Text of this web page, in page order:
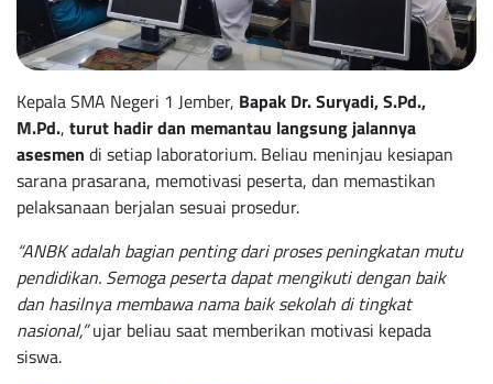
Kepala SMA Negeri 1 Jember, Bapak Dr. Suryadi, S.Pd.,
M.Pd., turut hadir dan memantau langsung jalannya
asesmen di setiap laboratorium. Beliau meninjau kesiapan
sarana prasarana, memotivasi peserta, dan memastikan
pelaksanaan berjalan sesuai prosedur.
“ANBK adalah bagian penting dari proses peningkatan mutu
pendidikan. Semoga peserta dapat mengikuti dengan baik
dan hasilnya membawa nama baik sekolah di tingkat
nasional,”ujar beliau saat memberikan motivasi kepada
siswa.